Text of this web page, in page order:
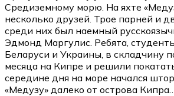
Средиземному морю. На яхте
несколько друзей. Трое парней и
среди них был наемный
Эдмонд Маргулис. Ребята,
Беларуси и Украины, в складчину
месяца на Кипре и решили
середине дня на море начался
«Медузу» далеко от острова